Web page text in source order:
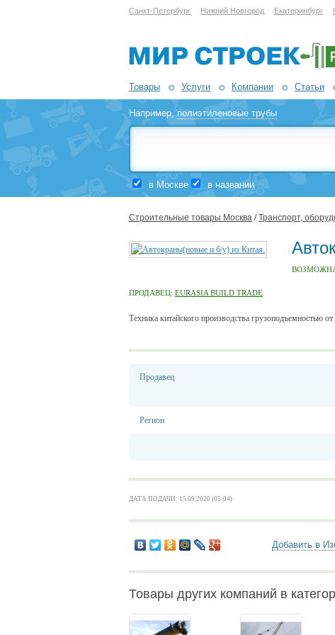
Санкт-Петербург Нижний Новгород Екатеринбург
Товары Услуги Компании Статьи
Например,полиэтиленовые трубы
в Москве в названии
Строительные товары Москва /Транспорт,
ПРОДАВЕЦ: EURASIA BUILD TRADE
Техника китайского производства грузоподъемностью
Продавец
Регион
ДАТА ПОДАЧИ: 15.09.2020 (05:04)
Добавить в
Товары других компаний в